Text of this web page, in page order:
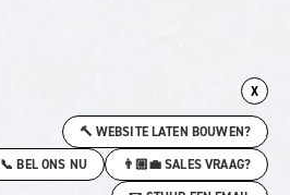
X
🔨 WEBSITE LATEN BOUWEN?
📞 BEL ONS NU
👨🏼‍💼 SALES VRAAG?